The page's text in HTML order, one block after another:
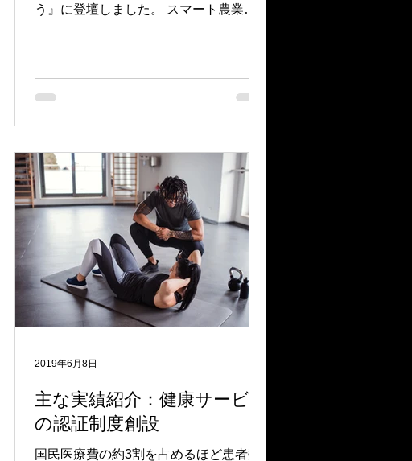
う』に登壇しました。 スマート農業の
になっていきます。
主な実績紹介：健康サービス
の認証制度創設
国民医療費の約3割を占めるほど患者数
2019年6月8日